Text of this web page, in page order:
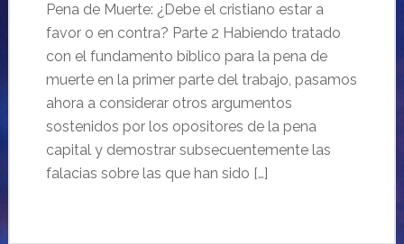
Pena de Muerte: ¿Debe el cristiano estar a
favor o en contra? Parte 2 Habiendo tratado
con el fundamento bíblico para la pena de
muerte en la primer parte del trabajo, pasamos
ahora a considerar otros argumentos
sostenidos por los opositores de la pena
capital y demostrar subsecuentemente las
falacias sobre las que han sido […]